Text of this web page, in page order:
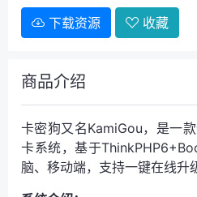
下载资源 收藏
商品介绍
卡密狗又名KamiGou，是一
卡系统，基于
脑、移动端，支持一键在线升